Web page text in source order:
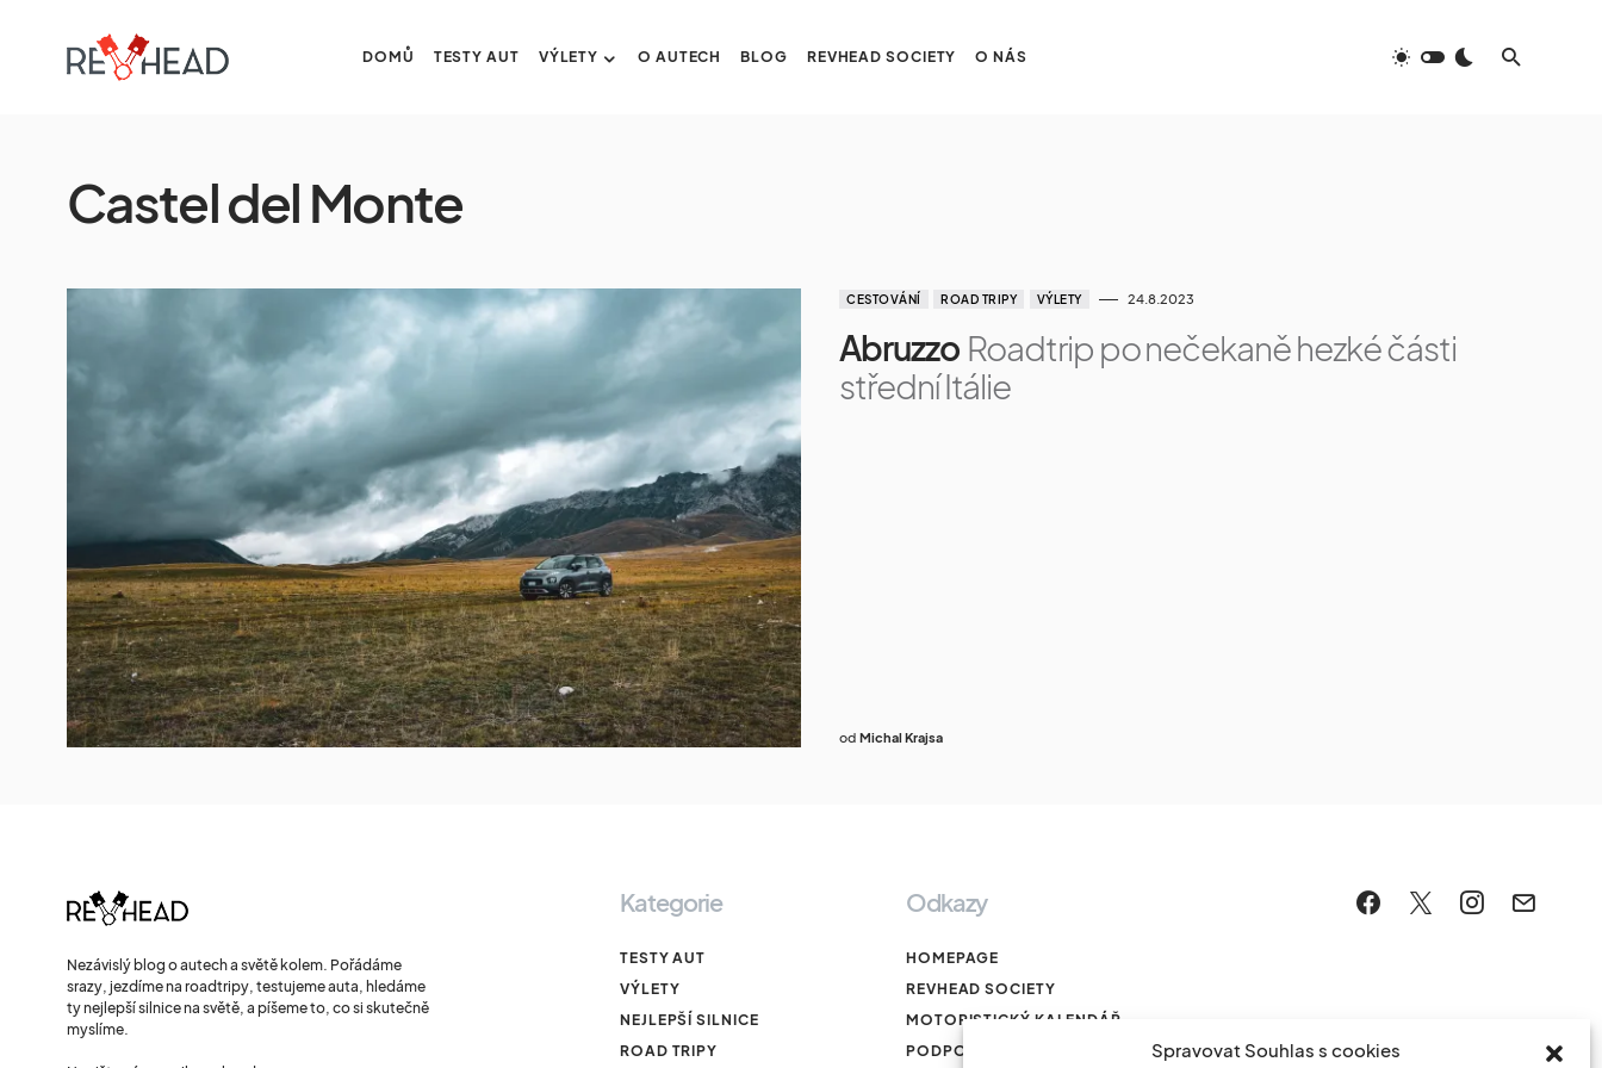
Spravovat Souhlas s cookies
DOMŮ TESTY AUT VÝLETY O AUTECH BLOG REVHEAD SOCIETY O NÁS
Castel del Monte
CESTOVÁNÍ ROAD TRIPY VÝLETY 24.8.2023
Abruzzo Roadtrip po nečekaně hezké části
střední Itálie
od Michal Krajsa
Nezávislý blog o autech a světě kolem. Pořádáme
srazy, jezdíme na roadtripy, testujeme auta, hledáme
ty nejlepší silnice na světě, a píšeme to, co si skutečně
myslíme.
Kategorie
TESTY AUT
VÝLETY
NEJLEPŠÍ SILNICE
ROAD TRIPY
Odkazy
HOMEPAGE
REVHEAD SOCIETY
MOTORISTICKÝ KALENDÁŘ
PODPOŘTE NÁS